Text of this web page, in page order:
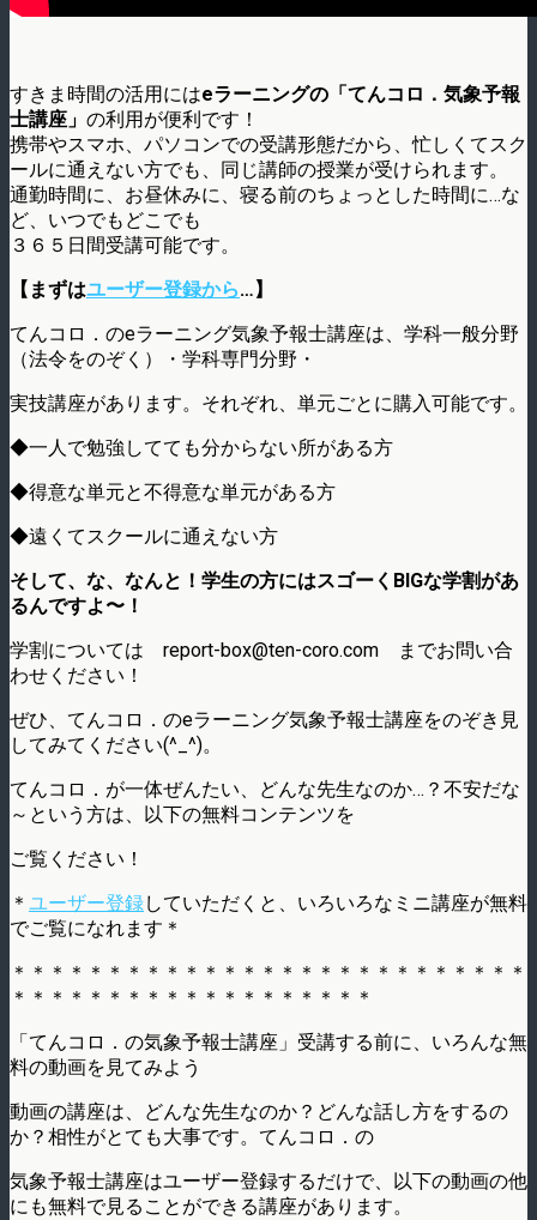
すきま時間の活用にはeラーニングの「てんコロ．気象予報
士講座」 の利用が便利です！
携帯やスマホ、パソコンでの受講形態だから、忙しくてスク
ールに通えない方でも、同じ講師の授業が受けられます。
通勤時間に、お昼休みに、寝る前のちょっとした時間に…な
ど、いつでもどこでも
３６５日間受講可能です。
【まずはユーザー登録から…】
てんコロ．のeラーニング気象予報士講座は、学科一般分野
（法令をのぞく）・学科専門分野・
実技講座があります。それぞれ、単元ごとに購入可能です。
◆一人で勉強してても分からない所がある方
◆得意な単元と不得意な単元がある方
◆遠くてスクールに通えない方
そして、な、なんと！学生の方にはスゴーくBIGな学割があ
るんですよ〜！
学割については report-box@ten-coro.com までお問い合
わせください！
ぜひ、てんコロ．のeラーニング気象予報士講座をのぞき見
してみてください(^_^)。
てんコロ．が一体ぜんたい、どんな先生なのか…？不安だな
～という方は、以下の無料コンテンツを
ご覧ください！
＊ ユーザー登録していただくと、いろいろなミニ講座が無料
でご覧になれます＊
＊＊＊＊＊＊＊＊＊＊＊＊＊＊＊＊＊＊＊＊＊＊＊＊＊＊＊
＊＊＊＊＊＊＊＊＊＊＊＊＊＊＊＊＊＊＊
「てんコロ．の気象予報士講座」受講する前に、いろんな無
料の動画を見てみよう
動画の講座は、どんな先生なのか？どんな話し方をするの
か？相性がとても大事です。てんコロ．の
気象予報士講座はユーザー登録するだけで、以下の動画の他
にも無料で見ることができる講座があります。